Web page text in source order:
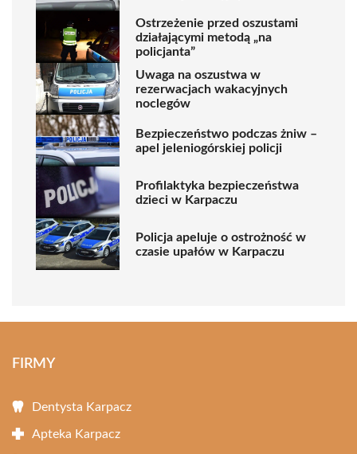
Ostrzeżenie przed oszustami
działającymi metodą „na
policjanta”
Uwaga na oszustwa w
rezerwacjach wakacyjnych
noclegów
Bezpieczeństwo podczas żniw –
apel jeleniogórskiej policji
Profilaktyka bezpieczeństwa
dzieci w Karpaczu
Policja apeluje o ostrożność w
czasie upałów w Karpaczu
FIRMY
Dentysta Karpacz
Apteka Karpacz